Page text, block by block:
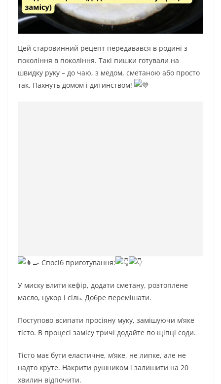
Цей старовинний рецепт передавався в родині з
покоління в покоління. Такі пишки готували на
швидку руку – до чаю, з медом, сметаною або просто
так. Пахнуть домом і дитинством!
Спосіб приготування:
У миску влити кефір, додати сметану, розтоплене
масло, цукор і сіль. Добре перемішати.
Поступово всипати просіяну муку, замішуючи м’яке
тісто. В процесі замісу тричі додайте по щіпці соди.
Тісто має бути еластичне, м’яке, не липке, але не
надто круте. Накрити рушником і залишити на 20
хвилин відпочити.